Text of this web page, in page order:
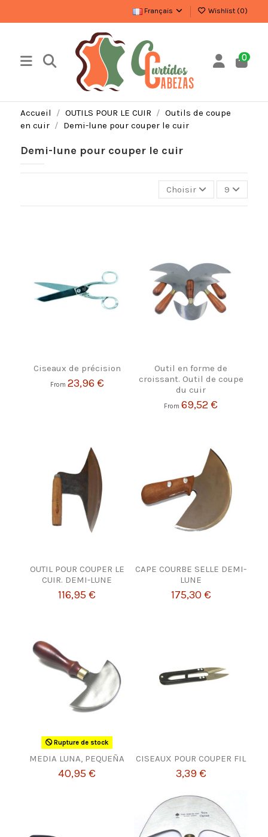
Français Wishlist (0)
0
Accueil OUTILS POUR LE CUIR
Outils de coupe
en cuir
Demi-lune pour couper le cuir
Demi-lune pour couper le cuir
Choisir 9
Ciseaux de précision
From 23,96 €
Outil en forme de
croissant. Outil de coupe
du cuir
From69,52 €
OUTIL POUR COUPER LE
CUIR. DEMI-LUNE
116,95 €
CAPE COURBE SELLE DEMI-
LUNE
175,30 €
Rupture de stock
MEDIA LUNA, PEQUEÑA
40,95 €
CISEAUX POUR COUPER FIL
3,39 €